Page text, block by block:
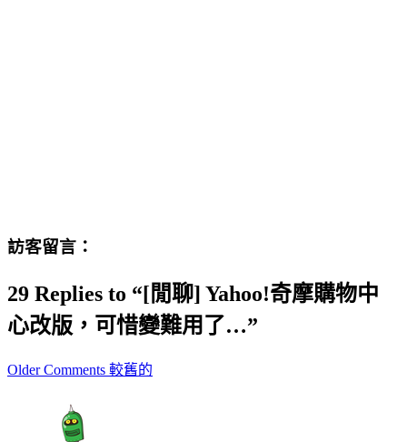
訪客留言：
29 Replies to “[閒聊] Yahoo!奇摩購物中
心改版，可惜變難用了…”
Comment
Older Comments 較舊的